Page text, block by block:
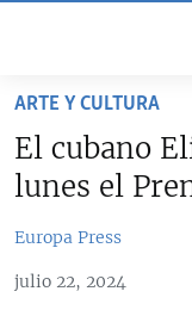
accesibilidad
contenido
CUBA
#11JCUBA, 5 AÑOS
AMÉRICA 250
AMÉRICA LATINA
INMIGRACIÓN
ARTE Y CULTURA
El cubano
lunes el
Europa Press
julio 22, 2024